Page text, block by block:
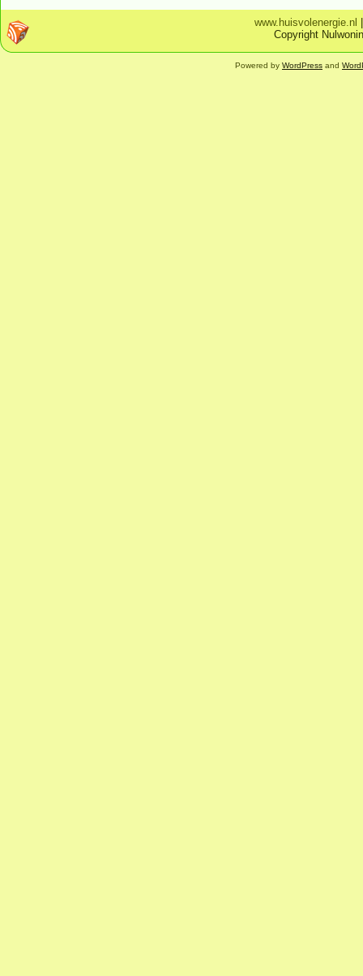
www.huisvolenergie.nl
Copyright
Powered by WordPress and